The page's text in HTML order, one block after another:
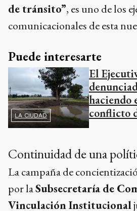
de tránsito”, es uno de los
comunicacionales de esta
Puede interesarte
LA CIUDAD
El
haciendo
conflicto
Continuidad de una
La campaña de
por laSubsecretaría de
Vinculación Institucional